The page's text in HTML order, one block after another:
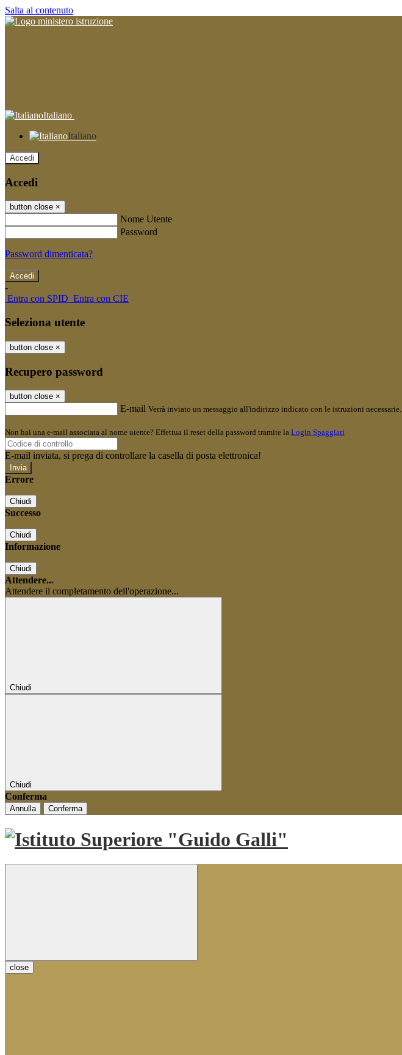
Salta al contenuto
Italiano
Italiano
Accedi
Accedi
button close ×
Nome Utente
Password
Password dimenticata?
-
Entra con SPID Entra con CIE
Seleziona utente
button close ×
Recupero password
button close ×
E-mail Verrà inviato un messaggio all'indirizzo indicato con le istruzioni necessarie.
Non hai una e-mail associata al nome utente? Effettua il reset della password tramite la Login Spaggiari
E-mail inviata, si prega di controllare la casella di posta elettronica!
Errore
Chiudi
Successo
Chiudi
Informazione
Chiudi
Attendere...
Attendere il completamento dell'operazione...
Chiudi
Chiudi
Conferma
Annulla Conferma
close